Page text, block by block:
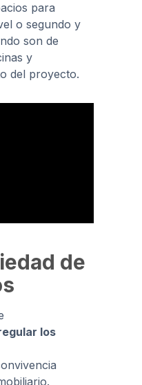
para
o segundo y
son de
y
del proyecto.
de
los